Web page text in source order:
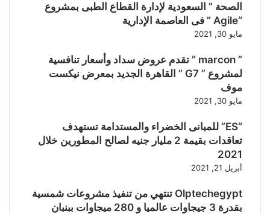
الصحة ” السعودية لإدارة القطاع الطبى بمشروع
“Agile ” فى العاصمة الإدارية
مايو 30, 2021
” marcon ” تقدم عروض سداد وأسعار تنافسية
لمشروع ” G7 ” القاهرة الجديد بمعرض نيكست
موف
مايو 30, 2021
“ES” للمبانى الخضراء والمستدامة تستهدف
تعاقدات بقيمة 2 مليار جنيه لصالح المطورين خلال
2021
أبريل 21, 2021
Olptechegypt تنتهي من تنفيذ مشروعات شمسية
بقدرة 3 جيجاوات عالميا و 280 ميجاوات ببنبان